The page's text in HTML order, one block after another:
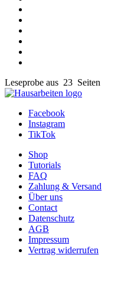
Leseprobe aus 23 Seiten
Facebook
Instagram
TikTok
Shop
Tutorials